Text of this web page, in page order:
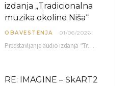
izdanja „Tradicionalna
muzika okoline Niša“
OBAVESTENJA 01/06/2026
Predstavljanje audio izdanja “Tradicionalna muzika okoline Niša” organizuje se u okviru projekta O-10-17 Muzičko nasleđe jugoistočne…
RE: IMAGINE – ŠkART2